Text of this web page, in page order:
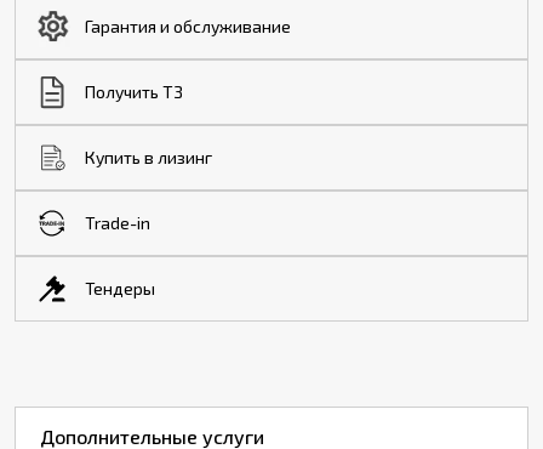
Гарантия и обслуживание
Получить ТЗ
Купить в лизинг
Trade-in
Тендеры
Дополнительные услуги